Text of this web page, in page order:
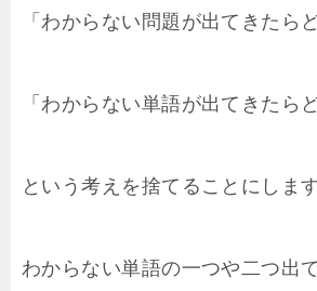
「わからない問題が出てきたら
「わからない単語が出てきたら
という考えを捨てることにします
わからない単語の一つや二つ出